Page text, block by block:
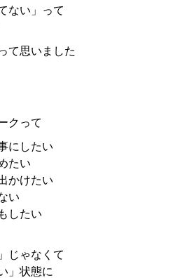
ない」って
て思いました
クって
にしたい
たい
かけたい
い
したい
じゃなくて
」状態に